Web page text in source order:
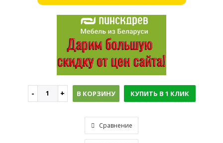
В КОРЗИНУ КУПИТЬ В 1 КЛИК
Сравнение